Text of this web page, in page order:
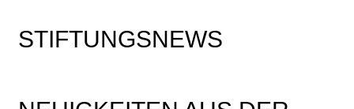
STIFTUNGSNEWS